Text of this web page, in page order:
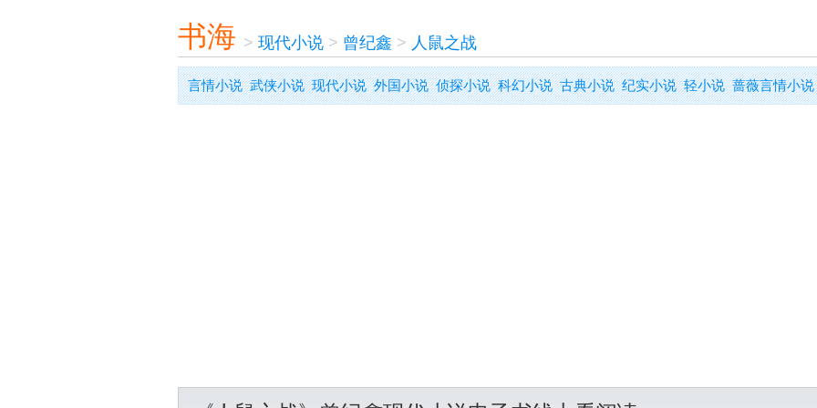
书海 > 现代小说> 曾纪鑫 > 人鼠之战
言情小说 武侠小说 现代小说 外国小说 侦探小说 科幻小说 古典小说 纪实小说 轻小说 蔷薇言情小说